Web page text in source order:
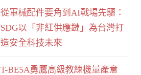
從軍械配件要角到AI戰場先驅：
SDG以「非紅供應鏈」為台灣打
造安全科技未來
T-BE5A勇鷹高級教練機量產意